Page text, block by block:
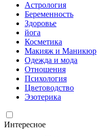
Астрология
Беременность
Здоровье
йога
Косметика
Макияж и Маникюр
Одежда и мода
Отношения
Психология
Цветоводство
Эзотерика
Интересное